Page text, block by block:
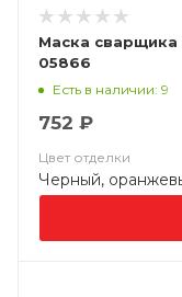
Маска сварщика
05866
Есть в наличии: 9
752 ₽
Цвет отделки
Черный,